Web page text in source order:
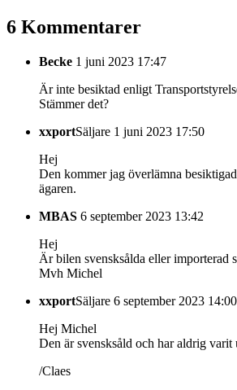
6 Kommentarer
Becke 1 juni 2023 17:47
Är inte besiktad enligt
Stämmer det?
xxportSäljare 1 juni 2023 17:50
Hej
Den kommer jag överlämna
ägaren.
MBAS 6 september 2023 13:42
Hej
Är bilen svensksålda eller importerad
Mvh Michel
xxportSäljare 6 september 2023 14:00
Hej Michel
Den är svensksåld och har aldrig varit
/Claes